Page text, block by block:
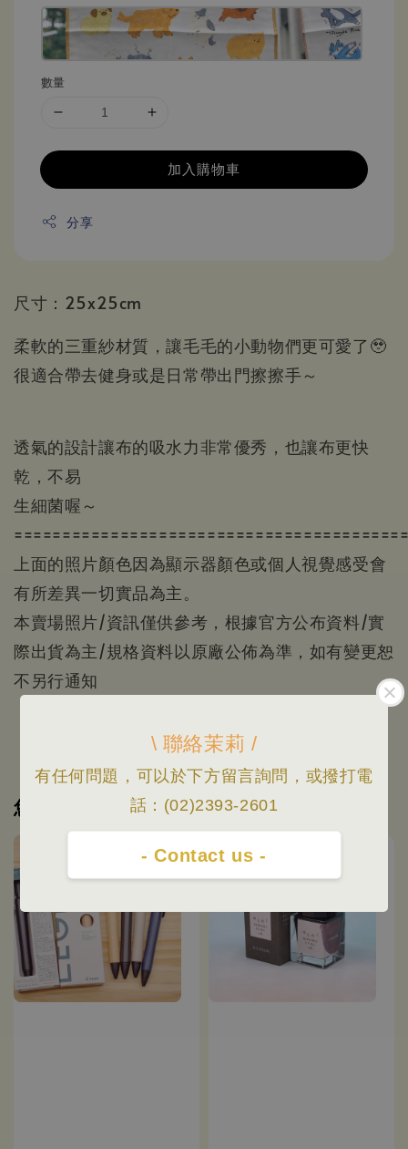
\ 聯絡茉莉 /
有任何問題，可以於下方留言詢問，或撥打電
話：(02)2393-2601
- Contact us -
數量
加入購物車
分享
尺寸：25x25cm
柔軟的三重紗材質，讓毛毛的小動物們更可愛了🥹
很適合帶去健身或是日常帶出門擦擦手～
透氣的設計讓布的吸水力非常優秀，也讓布更快
乾，不易
生細菌喔～
上面的照片顏色因為顯示器顏色或個人視覺感受會
有所差異一切實品為主。
本賣場照片/資訊僅供參考，根據官方公布資料/實
際出貨為主/規格資料以原廠公佈為準，如有變更恕
不另行通知
您可能也喜歡